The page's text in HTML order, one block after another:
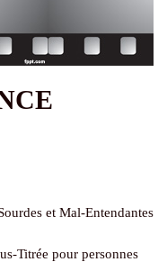
et Mal-Entendantes
Titrée pour personnes